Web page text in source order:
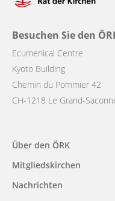
Besuchen Sie den
Ecumenical Centre
Kyoto Building
Chemin du Pommier 42
CH-1218 Le Grand-
Main
navigation
Über den ÖRK
Mitgliedskirchen
Nachrichten